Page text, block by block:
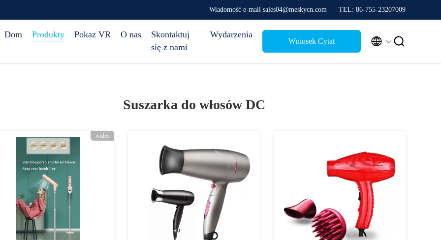
Wiadomość e-mail sales04@meskycn.com TEL: 86-755-23207009
Dom Produkty Pokaz VR O nas
Skontaktuj
się z nami
Wydarzenia
Wniosek Cytat  
Suszarka do włosów DC
wideo